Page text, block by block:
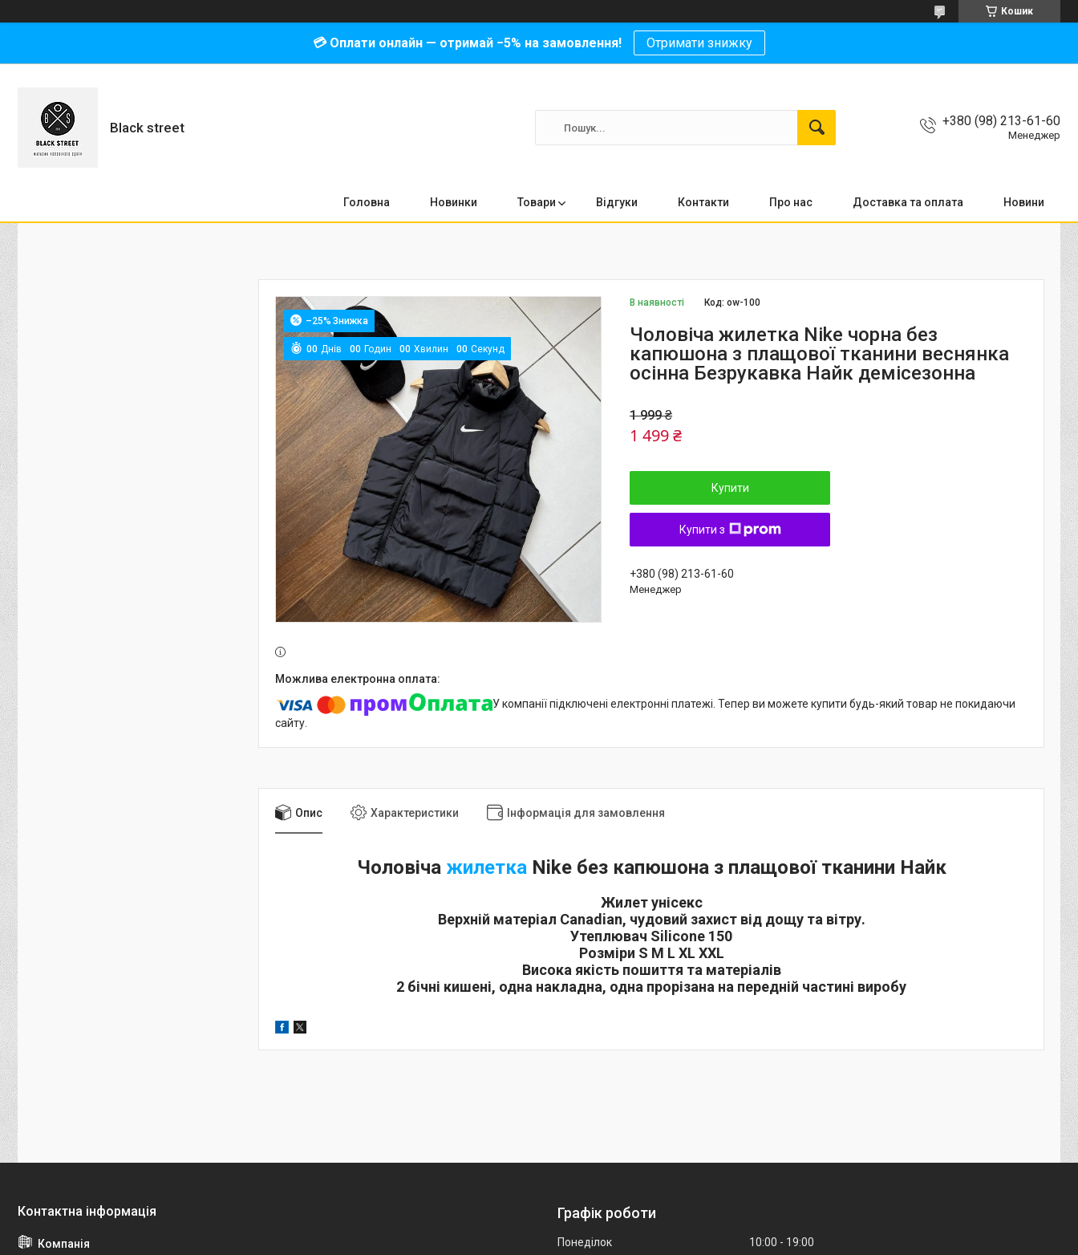
Кошик
💳 Оплати онлайн — отримай −5% на замовлення! Отримати знижку
Black street +380 (98) 213-61-60
Менеджер
Головна Новинки Товари Відгуки Контакти Про нас Доставка та оплата Новини
–25%
00 Днів 00 Годин 00 Хвилин 00 Секунд
В наявності Код:ow-100
Чоловіча жилетка Nike чорна без
капюшона з плащової тканини веснянка
осінна Безрукавка Найк демісезонна
1 999 ₴
1 499 ₴
Купити
Купити з
+380 (98) 213-61-60
Менеджер
У компанії підключені електронні платежі. Тепер ви можете купити будь-який товар не покидаючи
сайту.
Опис Характеристики Інформація для замовлення
Чоловіча жилеткаNike без капюшона з плащової тканини Найк
Жилет унісекс
Верхній матеріал Canadian, чудовий захист від дощу та вітру.
Утеплювач Silicone 150
Розміри S M L XL XXL
Висока якість пошиття та матеріалів
2 бічні кишені, одна накладна, одна прорізана на передній частині виробу
Графік роботи
Понеділок 10:00
19:00